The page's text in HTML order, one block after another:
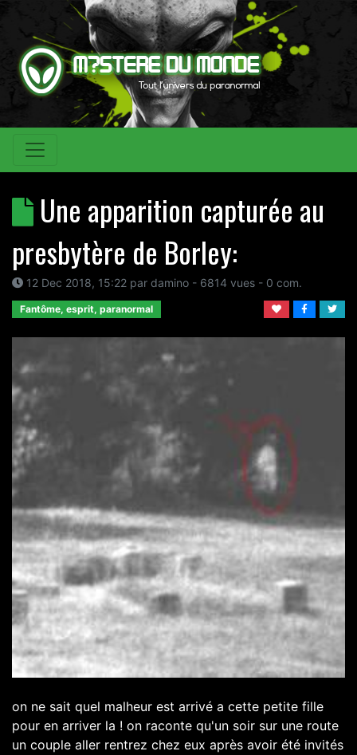
Une apparition capturée au
presbytère de Borley:
12 Dec 2018, 15:22 par damino - 6814 vues - 0 com.
Fantôme, esprit, paranormal
on ne sait quel malheur est arrivé a cette petite fille
pour en arriver la ! on raconte qu'un soir sur une route
un couple aller rentrez chez eux après avoir été invités